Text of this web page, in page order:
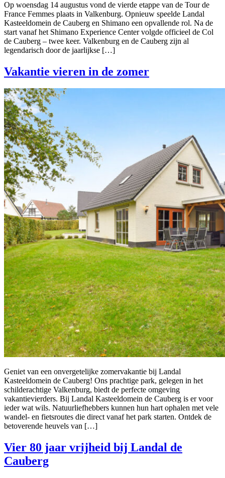
Op woensdag 14 augustus vond de vierde etappe van de Tour de
France Femmes plaats in Valkenburg. Opnieuw speelde Landal
Kasteeldomein de Cauberg en Shimano een opvallende rol. Na de
start vanaf het Shimano Experience Center volgde officieel de Col
de Cauberg – twee keer. Valkenburg en de Cauberg zijn al
legendarisch door de jaarlijkse […]
Vakantie vieren in de zomer
Geniet van een onvergetelijke zomervakantie bij Landal
Kasteeldomein de Cauberg! Ons prachtige park, gelegen in het
schilderachtige Valkenburg, biedt de perfecte omgeving
vakantievierders. Bij Landal Kasteeldomein de Cauberg is er voor
ieder wat wils. Natuurliefhebbers kunnen hun hart ophalen met vele
wandel- en fietsroutes die direct vanaf het park starten. Ontdek de
betoverende heuvels van […]
Vier 80 jaar vrijheid bij Landal de
Cauberg